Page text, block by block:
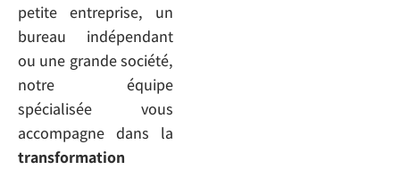
petite entreprise, un
bureau indépendant
ou une grande société,
notre équipe
spécialisée vous
accompagne dans la
transformation